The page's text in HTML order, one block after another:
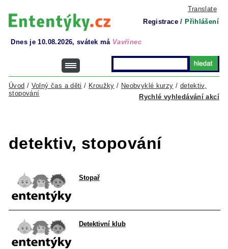
Translate
Registrace / Přihlášení
Dnes je 10.08.2026, svátek má Vavřinec
Rychlé vyhledávání akcí
Úvod / Volný čas a děti / Kroužky / Neobvyklé kurzy / detektiv,
stopování
detektiv, stopování
Stopař
Detektivní klub